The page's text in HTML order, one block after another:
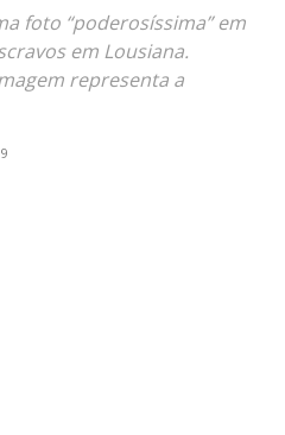
foto “poderosíssima” em
em Lousiana.
representa a